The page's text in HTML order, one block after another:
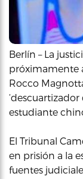
Berlín – La
próximamente
Rocco
estudiante
El Tribunal
en prisión a la
fuentes